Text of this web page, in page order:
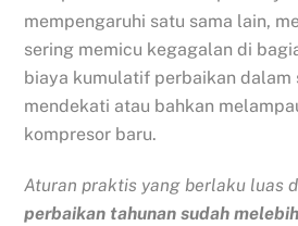
mempengaruhi satu sama lain,
sering memicu kegagalan di
biaya kumulatif perbaikan dalam
mendekati atau bahkan
kompresor baru.
Aturan praktis yang berlaku luas
perbaikan tahunan sudah